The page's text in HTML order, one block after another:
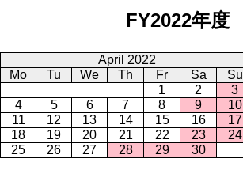
FY2022年度
April 2022
Mo
Tu We Th Fr Sa
Su
1
2
3
4
5 6 7 8 9
10
11
12 13 14 15 16
17
18
19 20 21 22 23
24
25
26 27 28 29 30